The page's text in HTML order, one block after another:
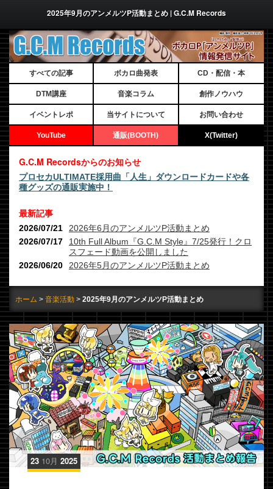
2025年9月のアンメルツP活動まとめ | G.C.M Records
すべての記事 ボカロ曲発表 CD・配信・本
DTM講座 音楽コラム 創作ノウハウ
イベントレポ 当サイトについて お問い合わせ
YouTube 通販(BOOTH) X(Twitter)
G.C.M Recordsからのお知らせ
プロセカULTIMATE採用曲「人生」ダウンロードカードや各
種グッズの通販実施中！
最新記事
2026年6月のアンメルツP活動まとめ
2026/07/21
10th Full Album『G.C.M Style』7/25発行！クロ
スフェード動画を公開しました
2026/07/17
2026年5月のアンメルツP活動まとめ
2026/06/20
ホーム 音楽活動 2025年9月のアンメルツP活動まとめ
23 10月 2025